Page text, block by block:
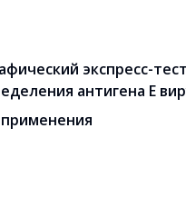
экспресс-
антигена E